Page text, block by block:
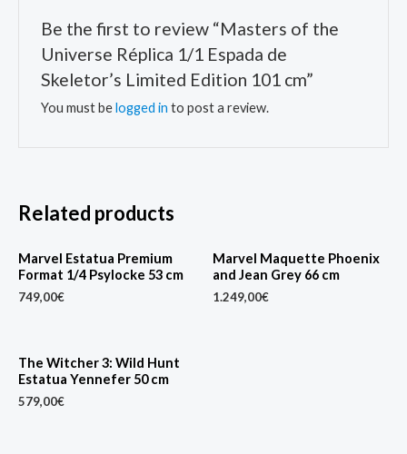
Be the first to review “Masters of the
Universe Réplica 1/1 Espada de
Skeletor’s Limited Edition 101 cm”
You must belogged in to post a review.
Related products
Marvel Estatua Premium
Format 1/4 Psylocke 53 cm
749,00€
Marvel Maquette Phoenix
and Jean Grey 66 cm
1.249,00€
The Witcher 3: Wild Hunt
Estatua Yennefer 50 cm
579,00€